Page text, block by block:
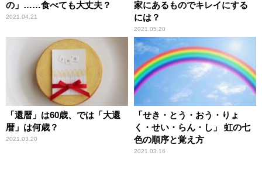
の」……食べても大丈夫？
2021.04.21
家にあるものでキレイにする
には？
2021.05.20
「還暦」は60歳、では「大還
暦」は何歳？
2021.03.20
「せき・とう・おう・りょ
く・せい・らん・し」 虹の七
色の順序と覚え方
2021.03.16